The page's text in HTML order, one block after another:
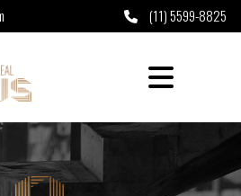
(11) 5599-8825
Vista Alegre -